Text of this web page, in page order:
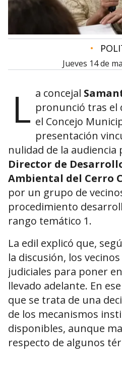
•
jueves 14 de
L a concejal
pronunció tras el
el Concejo
presentación
nulidad de la audiencia
Director de
Ambiental del Cerro
por un grupo de
procedimiento
rango temático 1.
La edil explicó que,
la discusión, los
judiciales para poner
llevado adelante. En
que se trata de una
de los mecanismos
disponibles, aunque
respecto de algunos